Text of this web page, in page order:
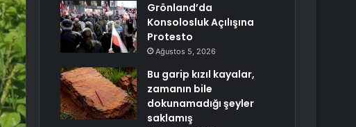
Grönland’da
Konsolosluk Açılışına
Protesto
Ağustos 5, 2026
Bu garip kızıl kayalar,
zamanın bile
dokunamadığı şeyler
saklamış